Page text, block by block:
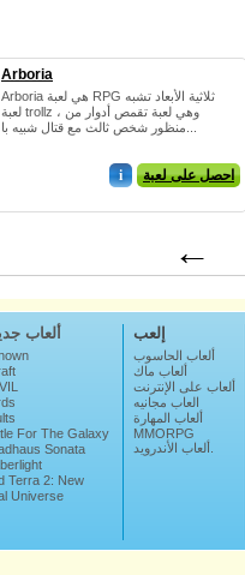
Arboria
Arboria هي لعبة RPG ثلاثية الأبعاد تشبه
لعبة trollz ، وهي لعبة تقمص أدوار من
i احصل على لعبة
←
ألعاب
For The Galaxy
Sonata
Terra 2: New
Universe
إلعب
ألعاب الحاسوب
ألعاب ماك
ألعاب على الإنترنت
العاب مجانيه
ألعاب المهارة
MMORPG